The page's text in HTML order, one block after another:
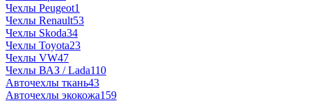
Чехлы Peugeot1
Чехлы Renault53
Чехлы Skoda34
Чехлы Toyota23
Чехлы VW47
Чехлы ВАЗ / Lada110
Авточехлы ткань43
Авточехлы экокожа159